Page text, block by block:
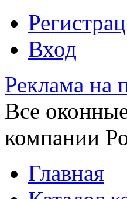
Вход
Реклама на
Все
компании
Главная